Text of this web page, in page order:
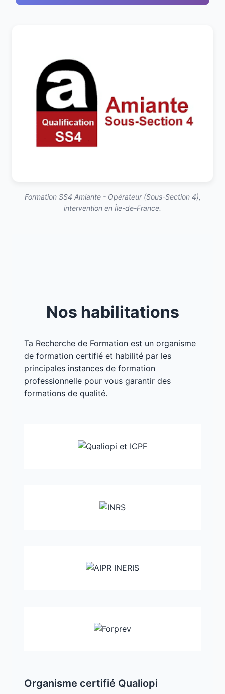
Formation SS4 Amiante - Opérateur (Sous-Section 4),
intervention en Île-de-France.
Nos habilitations
Ta Recherche de Formation est un organisme
de formation certifié et habilité par les
principales instances de formation
professionnelle pour vous garantir des
formations de qualité.
Organisme certifié Qualiopi